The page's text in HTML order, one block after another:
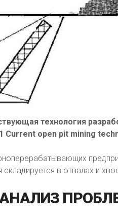
технология
Current open pit mining
в отвалах и